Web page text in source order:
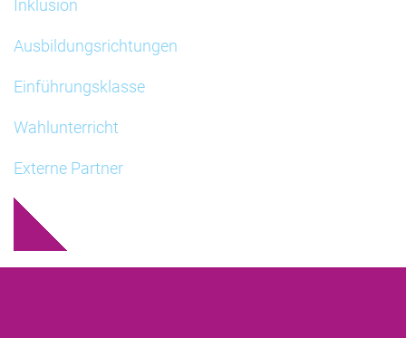
Inklusion
Ausbildungsrichtungen
Einführungsklasse
Wahlunterricht
Externe Partner